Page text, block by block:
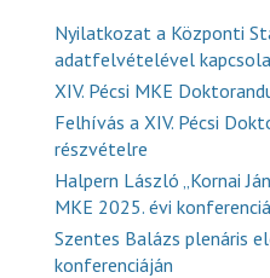
Nyilatkozat a Központi
adatfelvételével
XIV. Pécsi MKE
Felhívás a XIV. Pécsi
részvételre
Halpern László „Kornai
MKE 2025. évi
Szentes Balázs plenáris
konferenciáján